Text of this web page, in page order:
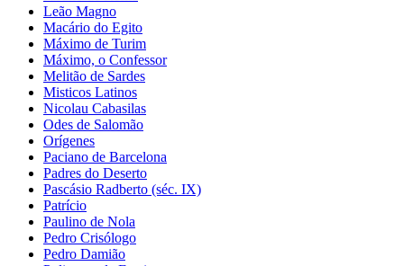
Leão Magno
Macário do Egito
Máximo de Turim
Máximo, o Confessor
Melitão de Sardes
Misticos Latinos
Nicolau Cabasilas
Odes de Salomão
Orígenes
Paciano de Barcelona
Padres do Deserto
Pascásio Radberto (séc. IX)
Patrício
Paulino de Nola
Pedro Crisólogo
Pedro Damião